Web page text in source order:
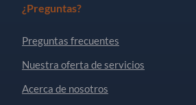
¿Preguntas?
Preguntas frecuentes
Nuestra oferta de servicios
Acerca de nosotros